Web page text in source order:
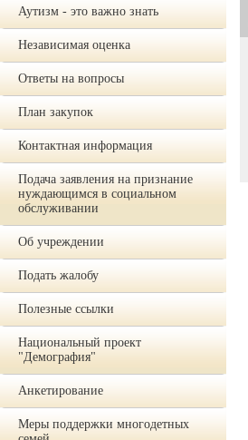
Аутизм - это важно знать
Независимая оценка
Ответы на вопросы
План закупок
Контактная информация
Подача заявления на признание
нуждающимся в социальном
обслуживании
Об учреждении
Подать жалобу
Полезные ссылки
Национальный проект
"Демография"
Анкетирование
Меры поддержки многодетных